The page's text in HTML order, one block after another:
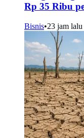
Rp 35 Ribu
Bisnis•23 jam lalu